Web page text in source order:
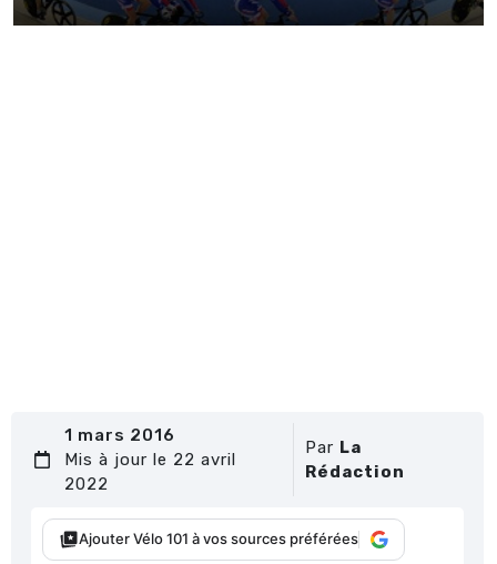
1 mars 2016
Mis à jour le 22 avril
2022
Par La
Rédaction
Ajouter Vélo 101 à vos sources préférées